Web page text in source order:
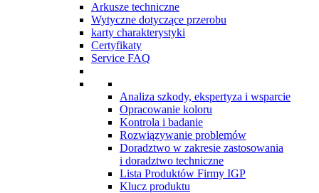
Arkusze techniczne
Wytyczne dotyczące przerobu
karty charakterystyki
Certyfikaty
Service FAQ
Analiza szkody, ekspertyza i wsparcie
Opracowanie koloru
Kontrola i badanie
Rozwiązywanie problemów
Doradztwo w zakresie zastosowania
i doradztwo techniczne
Lista Produktów Firmy IGP
Klucz produktu